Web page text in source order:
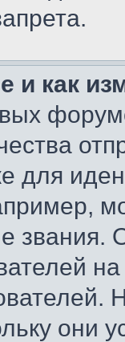
и как
для
звания.
они